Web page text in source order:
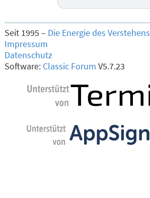
Seit 1995 – Die Energie des Verstehens
Impressum
Datenschutz
Software: Classic Forum V5.7.23